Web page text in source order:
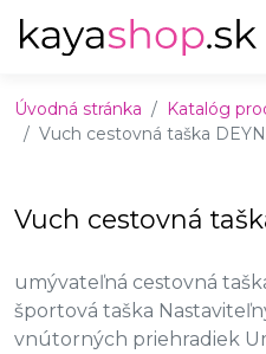
Úvodná stránka
Katalóg
Vuch cestovná taška
Vuch cestovná
umývateľná cestovná
športová taška
vnútorných priehradiek